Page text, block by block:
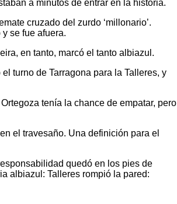
a minutos de entrar en la historia.
cruzado del zurdo ‘millonario’.
y se fue afuera.
en tanto, marcó el tanto albiazul.
turno de Tarragona para la Talleres, y
tenía la chance de empatar, pero
el travesaño. Una definición para el
quedó en los pies de
albiazul: Talleres rompió la pared: